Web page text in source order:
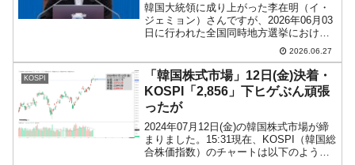
韓国大統領に成り上がった李在明（イ・
ジェミョン）さんですが、2026年06月03
日に行われた全国同時地方選挙における
「投票用紙不足」が発覚。芋づる式に中
央選挙管理委員会の腐敗具合が次々と明
らかになり、若者世代の抗議活動が収ま
っていません。李...
2026.06.27
KOSPI
「韓国株式市場」12日(金)決着・
KOSPI「2,856」下ヒゲぶん頑張
ったが
2024年07月12日(金)の韓国株式市場が締
まりました。15:31現在、KOSPI（韓国総
合株価指数）のチャートは以下のように